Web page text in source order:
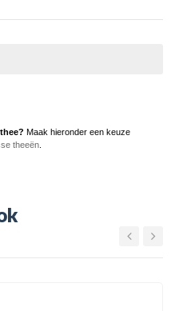
Maak hieronder een keuze
theeën